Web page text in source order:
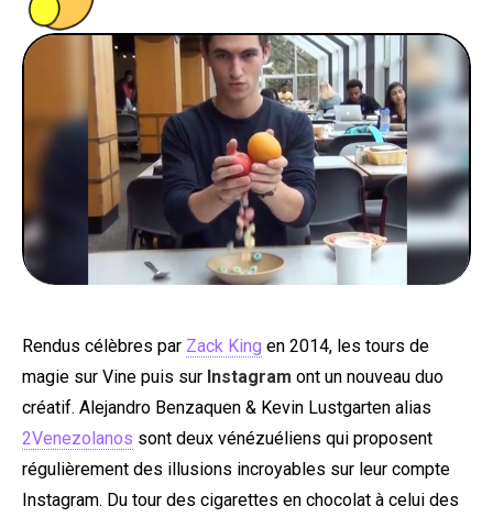
PEOPLE
FOOD
BONS PLANS
SOUTENEZ KULTT
Rendus célèbres par Zack King en 2014, les tours de
magie sur Vine puis sur Instagram ont un nouveau duo
créatif. Alejandro Benzaquen & Kevin Lustgarten alias
2Venezolanos sont deux vénézuéliens qui proposent
régulièrement des illusions incroyables sur leur compte
Instagram. Du tour des cigarettes en chocolat à celui des